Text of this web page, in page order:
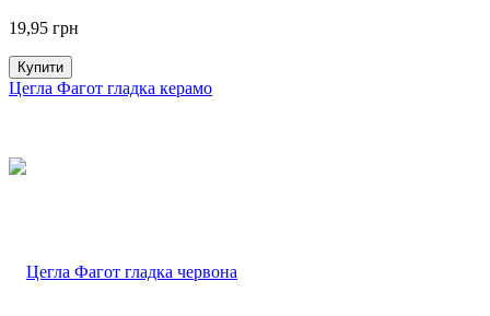
19,95 грн
Купити
Цегла Фагот гладка керамо